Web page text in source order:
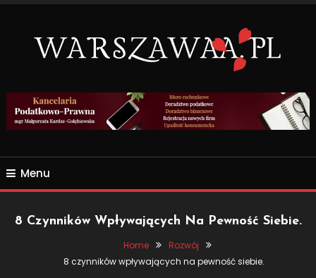
Content
WARSZAWAA.PL
Menu
8 Czynników Wpływających Na Pewność Siebie.
Home
Rozwój
8 czynników wpływających na pewność siebie.